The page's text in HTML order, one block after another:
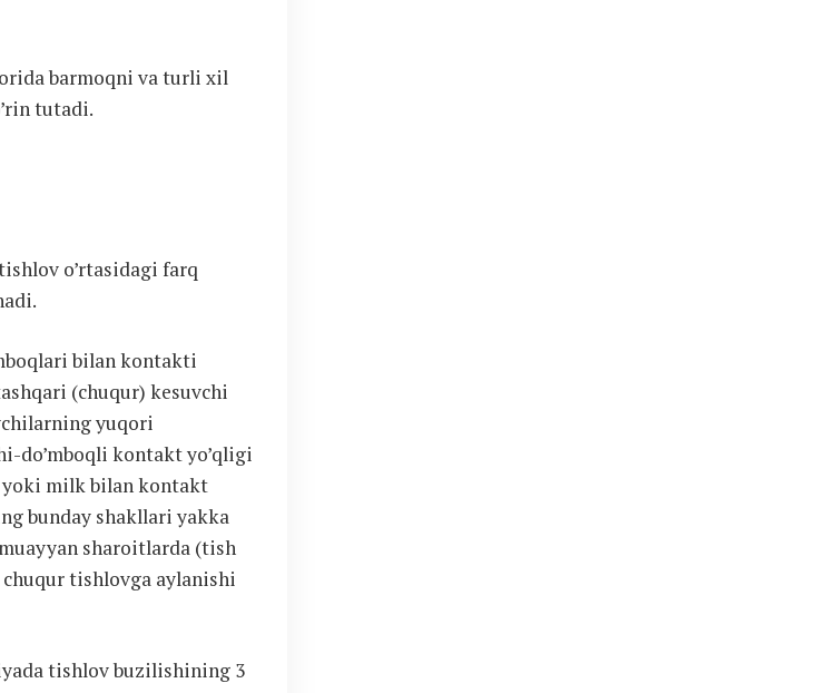
barmoqni va turli xil
tutadi.
o’rtasidagi farq
bilan kontakti
(chuqur) kesuvchi
yuqori
do’mboqli kontakt yo’qligi
yoki milk bilan kontakt
bunday shakllari yakka
sharoitlarda (tish
tishlovga aylanishi
tishlov buzilishining 3